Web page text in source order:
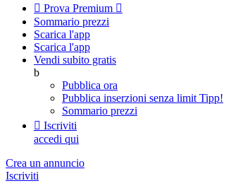
 Prova Premium 
Sommario prezzi
Scarica l'app
Scarica l'app
Vendi subito gratis
b
Pubblica ora
Pubblica inserzioni senza limit Tipp!
Sommario prezzi
 Iscriviti
accedi qui
Crea un annuncio
Iscriviti